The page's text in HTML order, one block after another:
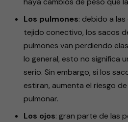
Los pulmones: debido a
tejido conectivo, los sacos
pulmones van perdiendo
lo general, esto no significa
serio. Sin embargo, si los
estiran, aumenta el riesgo
pulmonar.
Los ojos: gran parte de las